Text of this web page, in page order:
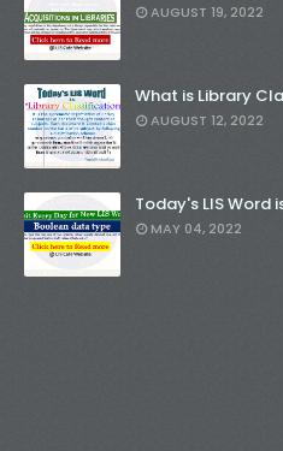
AUGUST 19, 2022
What is Library
AUGUST 12, 2022
Today's LIS Word
MAY 04, 2022